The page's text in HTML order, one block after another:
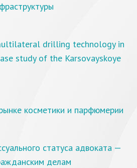
drilling technology in
study of the Karsovayskoye
косметики и парфюмерии
статуса адвоката —
делам